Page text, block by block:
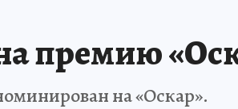
премию
на «Оскар».